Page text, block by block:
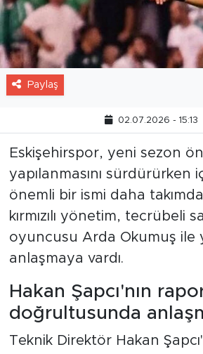
Paylaş
02.07.2026 - 15:13
Eskişehirspor, yeni sezon
yapılanmasını sürdürürken
önemli bir ismi daha
kırmızılı yönetim, tecrübeli
oyuncusu Arda Okumuş ile
anlaşmaya vardı.
Hakan Şapcı'nın
doğrultusunda
Teknik Direktör Hakan